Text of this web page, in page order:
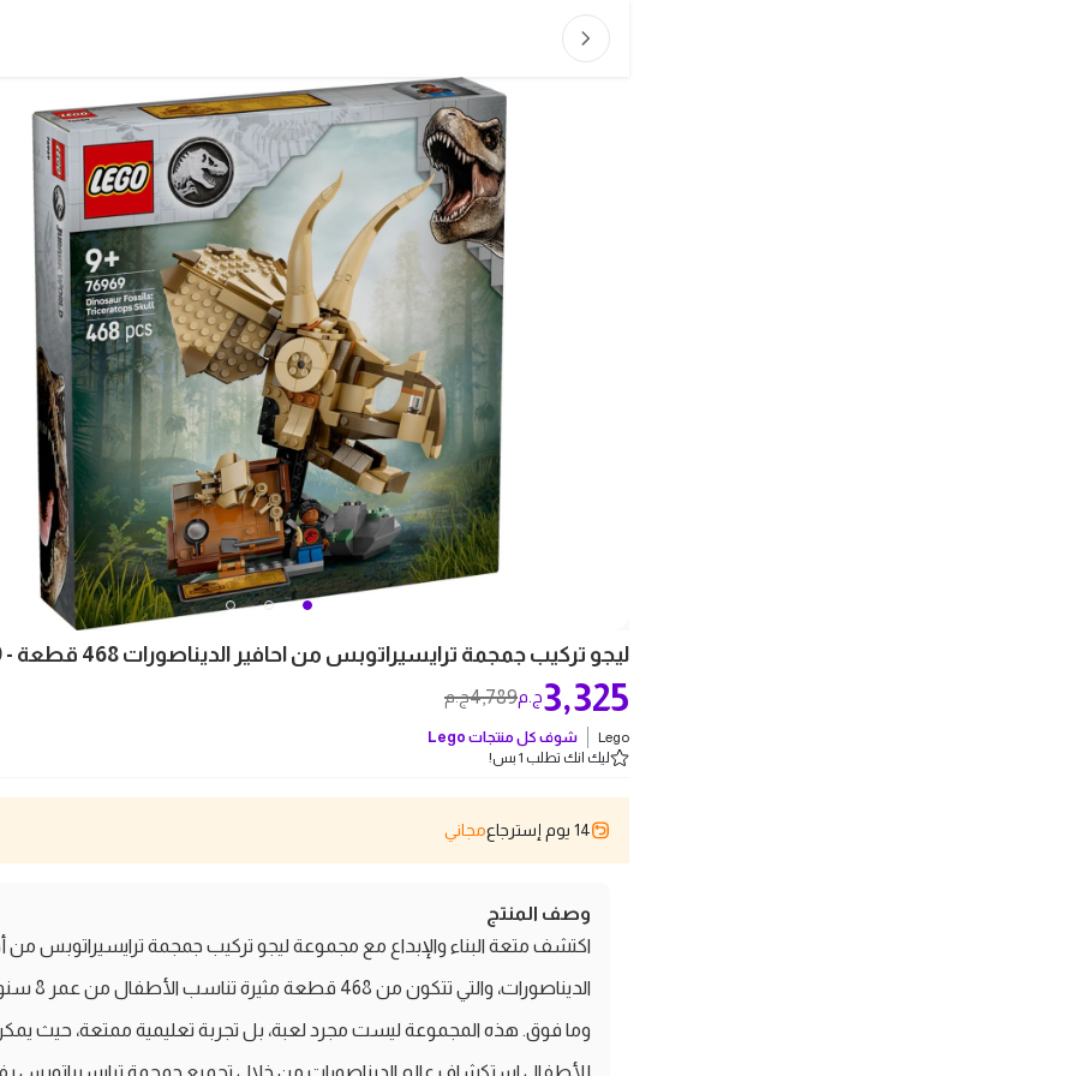
ليجو تركيب جمجمة ترايسيراتوبس من احافير الديناصورات 468 قطعة - 76969
4,789ج.م 3,325ج.م
Lego شوف كل منتجات Lego
ليك انك تطلب 1 بس!
14 يوم إسترجاع مجاني
وصف المنتج
اكتشف متعة البناء والإبداع مع مجموعة ليجو تركيب جمجمة ترايسيراتوبس من
الديناصورات، والتي تتكون من 468
وما فوق. هذه المجموعة ليست مجرد لعبة، بل تجربة تعليمية ممتعة، حيث
للأطفال استكشاف عالم الديناصورات من خلال تجميع جمجمة ترايسيراتوبس